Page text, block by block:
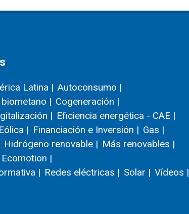
Latina | Autoconsumo |
| Cogeneración |
| Eficiencia energética - CAE |
Eólica | Financiación e Inversión | Gas |
Hidrógeno renovable | Más renovables |
|
| Redes eléctricas | Solar | Vídeos |